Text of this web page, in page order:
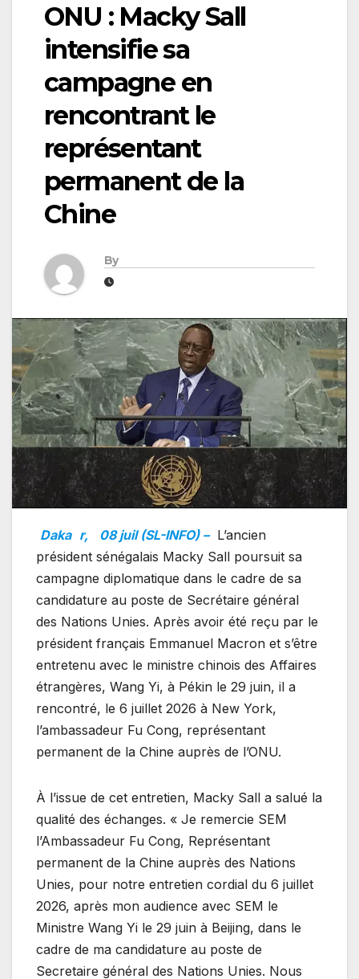
ONU : Macky Sall
intensifie sa
campagne en
rencontrant le
représentant
permanent de la
Chine
By
Daka r, 08 juil (SL-INFO) – L’ancien
président sénégalais Macky Sall poursuit sa
campagne diplomatique dans le cadre de sa
candidature au poste de Secrétaire général
des Nations Unies. Après avoir été reçu par le
président français Emmanuel Macron et s’être
entretenu avec le ministre chinois des Affaires
étrangères, Wang Yi, à Pékin le 29 juin, il a
rencontré, le 6 juillet 2026 à New York,
l’ambassadeur Fu Cong, représentant
permanent de la Chine auprès de l’ONU.
À l’issue de cet entretien, Macky Sall a salué la
qualité des échanges. « Je remercie SEM
l’Ambassadeur Fu Cong, Représentant
permanent de la Chine auprès des Nations
Unies, pour notre entretien cordial du 6 juillet
2026, après mon audience avec SEM le
Ministre Wang Yi le 29 juin à Beijing, dans le
cadre de ma candidature au poste de
Secretaire général des Nations Unies. Nous